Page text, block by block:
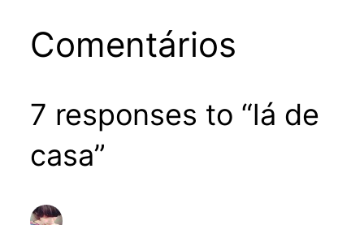
Comentários
7 responses to “lá de
casa”